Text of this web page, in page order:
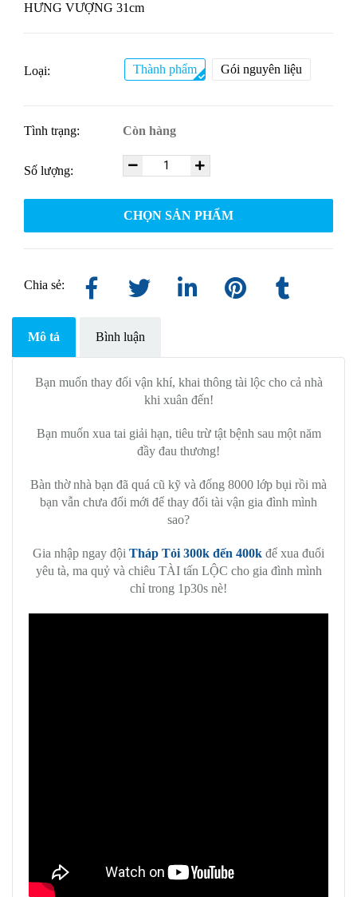
HƯNG VƯỢNG 31cm
Loại: Thành phẩm Gói nguyên liệu
Tình trạng: Còn hàng
Số lượng:
CHỌN SẢN PHẨM
Chia sẻ:
Mô tả Bình luận
Bạn muốn thay đổi vận khí, khai thông tài lộc cho cả nhà
khi xuân đến!
Bạn muốn xua tai giải hạn, tiêu trừ tật bệnh sau một năm
đầy đau thương!
Bàn thờ nhà bạn đã quá cũ kỹ và đống 8000 lớp bụi rồi mà
bạn vẫn chưa đổi mới để thay đổi tài vận gia đình mình
sao?
Gia nhập ngay đội Tháp Tỏi 300k đến 400k để xua đuổi
yêu tà, ma quỷ và chiêu TÀI tấn LỘC cho gia đình mình
chỉ trong 1p30s nè!